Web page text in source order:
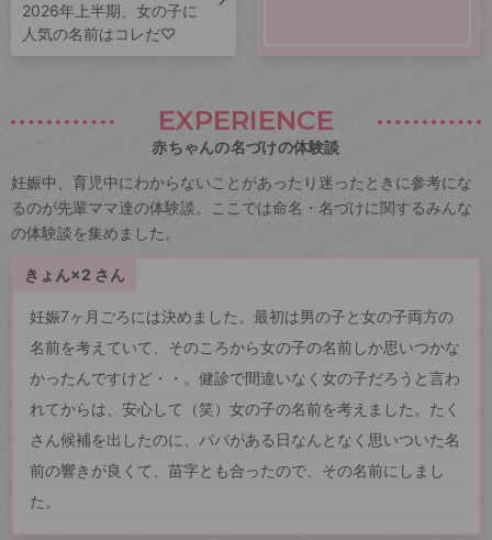
2026年上半期、女の子に
人気の名前はコレだ♡
EXPERIENCE
赤ちゃんの名づけの体験談
妊娠中、育児中にわからないことがあったり迷ったときに参考にな
るのが先輩ママ達の体験談。ここでは命名・名づけに関するみんな
の体験談を集めました。
きょん×2 さん
妊娠7ヶ月ごろには決めました。最初は男の子と女の子両方の
名前を考えていて、そのころから女の子の名前しか思いつかな
かったんですけど・・。健診で間違いなく女の子だろうと言わ
れてからは、安心して（笑）女の子の名前を考えました。たく
さん候補を出したのに、パパがある日なんとなく思いついた名
前の響きが良くて、苗字とも合ったので、その名前にしまし
た。